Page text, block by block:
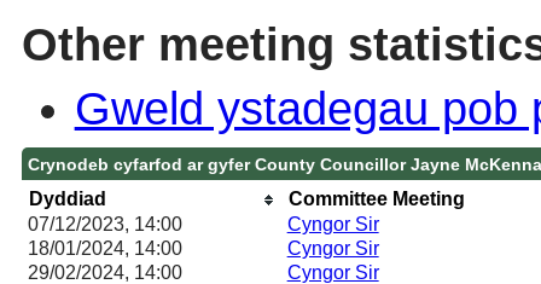
Other meeting
Gweld ystadegau pob
Crynodeb cyfarfod ar gyfer County Councillor Jayne McKenna
Dyddiad
Committee Meeting
07/12/2023, 14:00
Cyngor Sir
18/01/2024, 14:00 Cyngor Sir
29/02/2024, 14:00 Cyngor Sir